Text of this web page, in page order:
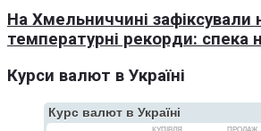
На Хмельниччині зафіксували
температурні рекорди: спека
Курси валют в Україні